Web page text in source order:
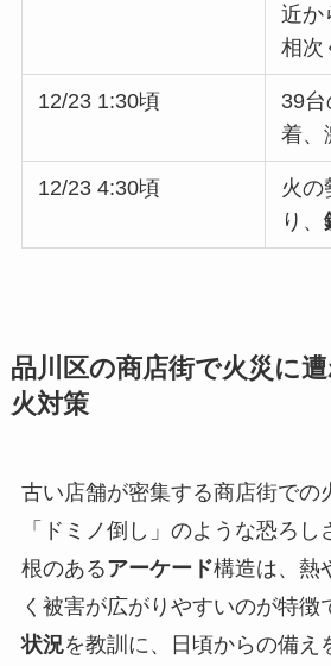
近か
相次
12/23 1:30頃
39台
着、
12/23 4:30頃
火の
り、
品川区の商店街で火災に
火対策
古い店舗が密集する商店街での
「ドミノ倒し」のような恐ろ
根のあるアーケード構造は、熱
く被害が広がりやすいのが特徴
状況を教訓に、日頃からの備え